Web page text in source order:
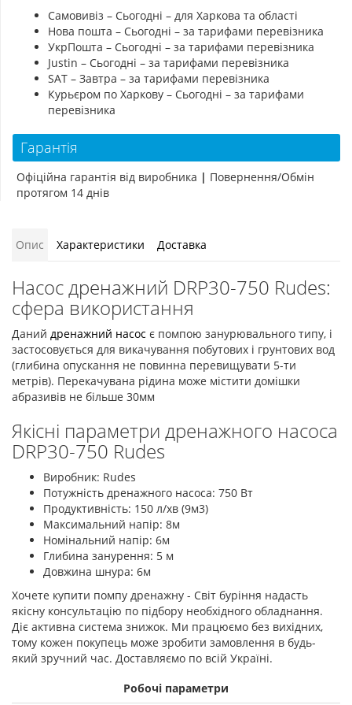
Самовивіз – Сьогодні – для Харкова та області
Нова пошта – Сьогодні – за тарифами перевізника
УкрПошта – Сьогодні – за тарифами перевізника
Justin – Сьогодні – за тарифами перевізника
SAT – Завтра – за тарифами перевізника
Курьєром по Харкову – Сьогодні – за тарифами
перевізника
Гарантія
Офіційна гарантія від виробника | Повернення/Обмін
протягом 14 днів
Опис Характеристики Доставка
Насос дренажний DRP30-750 Rudes:
сфера використання
Даний дренажний насос є помпою занурювального типу, і
застосовується для викачування побутових і грунтових вод
(глибина опускання не повинна перевищувати 5-ти
метрів). Перекачувана рідина може містити домішки
абразивів не більше 30мм
Якісні параметри дренажного насоса
DRP30-750 Rudes
Виробник: Rudes
Потужність дренажного насоса: 750 Вт
Продуктивність: 150 л/хв (9м3)
Максимальний напір: 8м
Номінальний напір: 6м
Глибина занурення: 5 м
Довжина шнура: 6м
Хочете купити помпу дренажну - Світ буріння надасть
якісну консультацію по підбору необхідного обладнання.
Діє активна система знижок. Ми працюємо без вихідних,
тому кожен покупець може зробити замовлення в будь-
який зручний час. Доставляємо по всій Україні.
Робочі параметри